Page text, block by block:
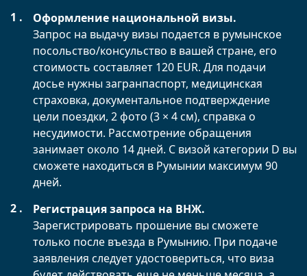
Оформление национальной визы.
Запрос на выдачу визы подается в румынское
посольство/консульство в вашей стране, его
стоимость составляет 120 EUR. Для подачи
досье нужны загранпаспорт, медицинская
страховка, документальное подтверждение
цели поездки, 2 фото (3 × 4 см), справка о
несудимости. Рассмотрение обращения
занимает около 14 дней. С визой категории D вы
сможете находиться в Румынии максимум 90
дней.
Регистрация запроса на ВНЖ.
Зарегистрировать прошение вы сможете
только после въезда в Румынию. При подаче
заявления следует удостовериться, что виза